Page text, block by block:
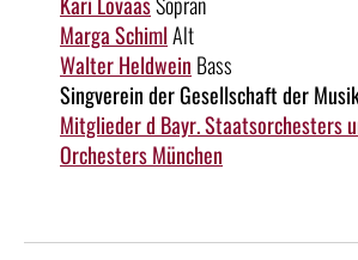
Marga SchimlAlt
Walter Heldwein Bass
Singverein der Gesellschaft der
Mitglieder d Bayr. Staatsorchesters
Orchesters München